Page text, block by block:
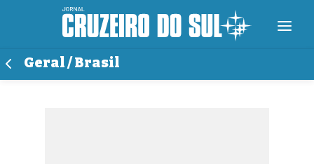
Geral / Brasil